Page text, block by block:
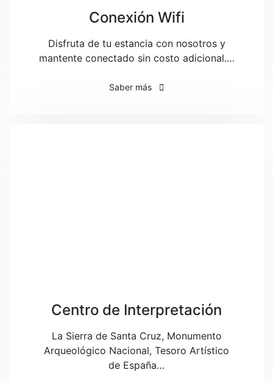
Conexión Wifi
Disfruta de tu estancia con nosotros y
mantente conectado sin costo adicional.…
Saber más
Centro de Interpretación
La Sierra de Santa Cruz, Monumento
Arqueológico Nacional, Tesoro Artístico
de España…